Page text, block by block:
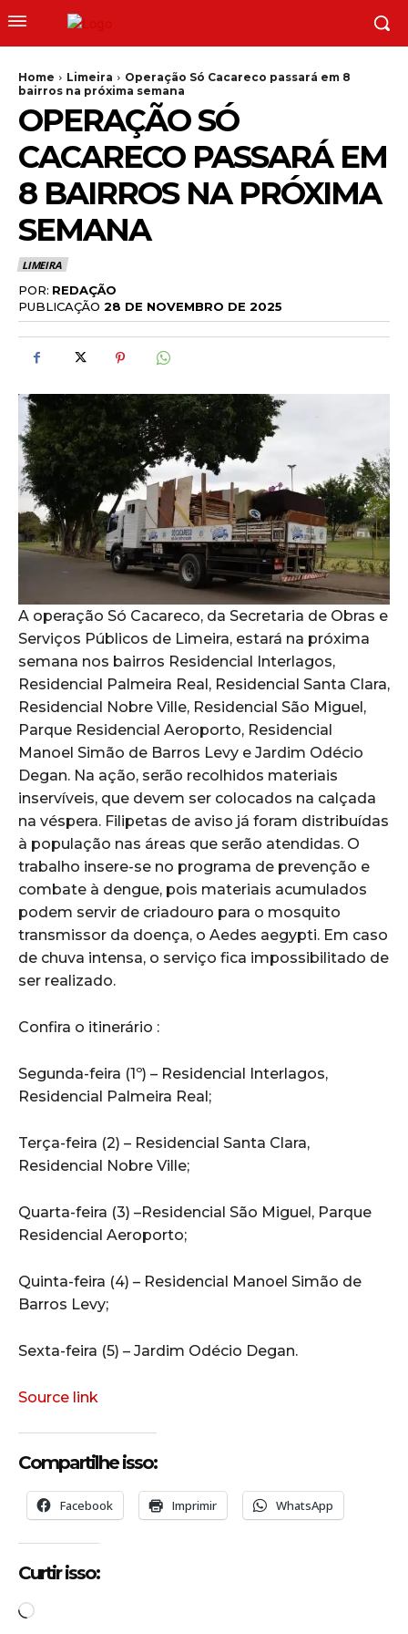
Home Limeira
Operação Só Cacareco passará em 8
bairros na próxima semana
OPERAÇÃO SÓ
CACARECO PASSARÁ EM
8 BAIRROS NA PRÓXIMA
SEMANA
LIMEIRA
POR: REDAÇÃO
PUBLICAÇÃO 28 DE NOVEMBRO DE 2025
A operação Só Cacareco, da Secretaria de Obras e
Serviços Públicos de Limeira, estará na próxima
semana nos bairros Residencial Interlagos,
Residencial Palmeira Real, Residencial Santa Clara,
Residencial Nobre Ville, Residencial São Miguel,
Parque Residencial Aeroporto, Residencial
Manoel Simão de Barros Levy e Jardim Odécio
Degan. Na ação, serão recolhidos materiais
inservíveis, que devem ser colocados na calçada
na véspera. Filipetas de aviso já foram distribuídas
à população nas áreas que serão atendidas. O
trabalho insere-se no programa de prevenção e
combate à dengue, pois materiais acumulados
podem servir de criadouro para o mosquito
transmissor da doença, o Aedes aegypti. Em caso
de chuva intensa, o serviço fica impossibilitado de
ser realizado.
Confira o itinerário :
Segunda-feira (1º) – Residencial Interlagos,
Residencial Palmeira Real;
Terça-feira (2) – Residencial Santa Clara,
Residencial Nobre Ville;
Quarta-feira (3) –Residencial São Miguel, Parque
Residencial Aeroporto;
Quinta-feira (4) – Residencial Manoel Simão de
Barros Levy;
Sexta-feira (5) – Jardim Odécio Degan.
Source link
Compartilhe isso:
Facebook Imprimir WhatsApp
Curtir isso:
C